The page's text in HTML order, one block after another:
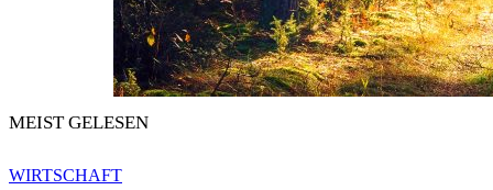
MEIST GELESEN
WIRTSCHAFT